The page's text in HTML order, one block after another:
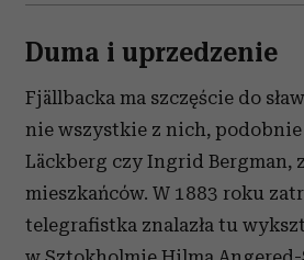
Duma i uprzedzenie
Fjällbacka ma szczęście do
nie wszystkie z nich,
Läckberg czy Ingrid Bergman,
mieszkańców. W 1883 roku
telegrafistka znalazła tu